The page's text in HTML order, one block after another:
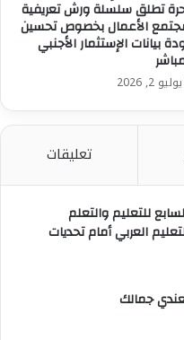
تطلق سلسلة ورش تعريفية
الأعمال بخصوص تحسين
بيانات الإستثمار الأجنبي
يوليو 2, 2026
تعليقات
للتعليم والتعلم
العربي أمام تحديات
جمالك